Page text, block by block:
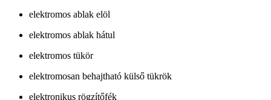
elektromos ablak elöl
elektromos ablak hátul
elektromos tükör
elektromosan behajtható külső tükrök
elektronikus rögzítőfék